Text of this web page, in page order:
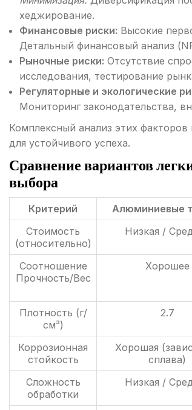
хеджирование.
Финансовые риски: Высокие
Детальный финансовый анализ
Рыночные риски: Отсутствие
исследования, тестирование
Регуляторные и экологические
Мониторинг законодательства,
Комплексный анализ этих
для устойчивого успеха.
Сравнение вариантов
выбора
Критерий Алюминиевые
Стоимость
(относительно)
Низкая /
Соотношение
Прочность/Вес
Хорошее
Плотность (г/
см³)
2.7
Коррозионная
стойкость
Хорошая
сплава)
Сложность
обработки
Низкая /